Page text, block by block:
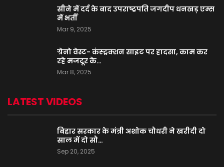
सीने में दर्द के बाद उपराष्ट्रपति जगदीप धनखड़ एम्स
में भर्ती
Mar 9, 2025
ग्रेनो वेस्ट- कंस्ट्रक्शन साइट पर हादसा, काम कर
रहे मजदूर के…
Mar 8, 2025
LATEST VIDEOS
बिहार सरकार के मंत्री अशोक चौधरी ने खरीदी दो
साल में दो सौ…
Sep 20, 2025